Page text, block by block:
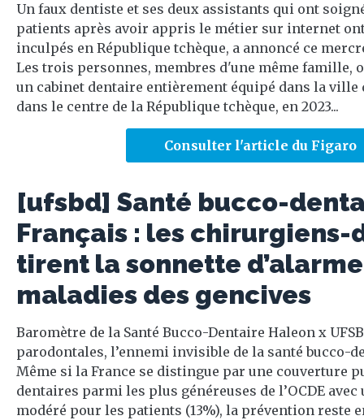
Un faux dentiste et ses deux assistants qui ont
patients après avoir appris le métier sur internet
inculpés en République tchèque, a annoncé ce
Les trois personnes, membres d'une même famille,
un cabinet dentaire entièrement équipé dans la ville
dans le centre de la République tchèque, en 2023...
Consulter l'article du Figaro
[ufsbd] Santé bucco-
Français : les chirurgiens-
tirent la sonnette
maladies des gencives
Baromètre de la Santé Bucco-Dentaire Haleon x
parodontales, l’ennemi invisible de la santé bucco-
Même si la France se distingue par une couverture
dentaires parmi les plus généreuses de l’OCDE
modéré pour les patients (13%), la prévention reste